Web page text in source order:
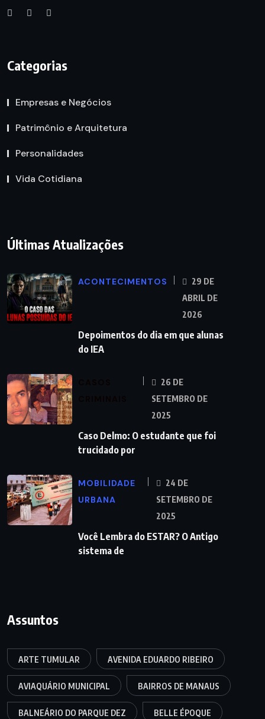
Categorias
Empresas e Negócios
Patrimônio e Arquitetura
Personalidades
Vida Cotidiana
Últimas Atualizações
ACONTECIMENTOS
29 DE
ABRIL DE
2026
Depoimentos do dia em que alunas
do IEA
26 DE
SETEMBRO DE
2025
Caso Delmo: O estudante que foi
trucidado por
MOBILIDADE
URBANA
24 DE
SETEMBRO DE
2025
Você Lembra do ESTAR? O Antigo
sistema de
Assuntos
ARTE TUMULAR AVENIDA EDUARDO RIBEIRO
AVIAQUÁRIO MUNICIPAL BAIRROS DE MANAUS
BALNEÁRIO DO PARQUE DEZ BELLE ÉPOQUE